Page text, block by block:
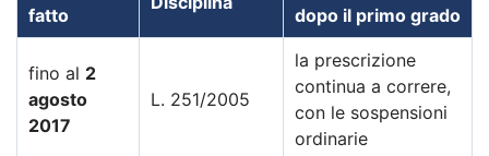
fatto
dopo il primo grado
fino al 2
agosto
2017
L. 251/2005
la prescrizione
continua a correre,
con le sospensioni
ordinarie